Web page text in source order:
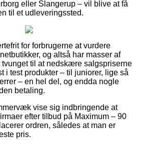
eller Slangerup – vil blive at få
til et udleveringssted.
for forbrugerne at vurdere
og altså har masser af
til at nedskære salgspriserne
i test produkter – til juniorer, lige så
– en hel del, og endda nogle
betaling.
vise sig indbringende at
efter tilbud på Maximum – 90
ordren, således at man er
pris.